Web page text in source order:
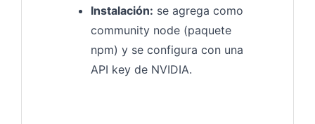
Instalación: se agrega como
community node (paquete
npm) y se configura con una
API key de NVIDIA.